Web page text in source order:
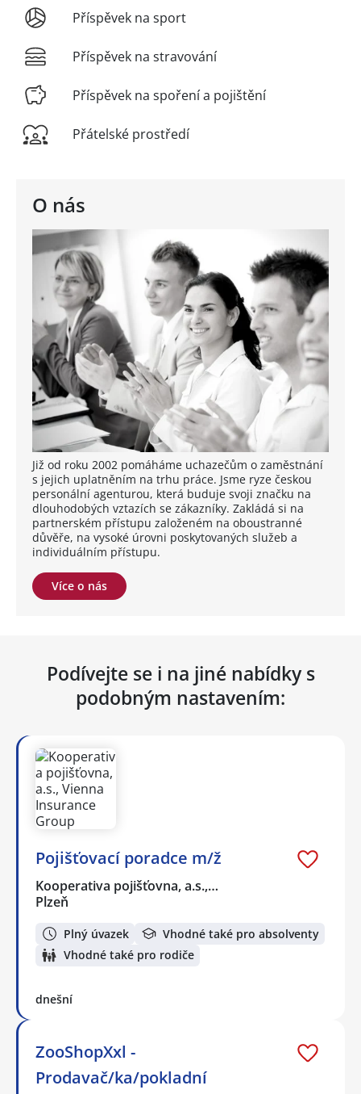
O nás
Již od roku 2002 pomáháme uchazečům o zaměstnání
s jejich uplatněním na trhu práce. Jsme ryze českou
personální agenturou, která buduje svoji značku na
dlouhodobých vztazích se zákazníky. Zakládá si na
partnerském přístupu založeném na oboustranné
důvěře, na vysoké úrovni poskytovaných služeb a
individuálním přístupu.
Více o nás
Příspěvek na sport
Příspěvek na stravování
Příspěvek na spoření a pojištění
Přátelské prostředí
Podívejte se i na jiné nabídky s
podobným nastavením:
Pojišťovací poradce m/ž
Kooperativa pojišťovna, a.s.,…
Plzeň
Plný úvazek
Vhodné také pro absolventy
Vhodné také pro rodiče
dnešní
ZooShopXxl -
Prodavač/ka/pokladní